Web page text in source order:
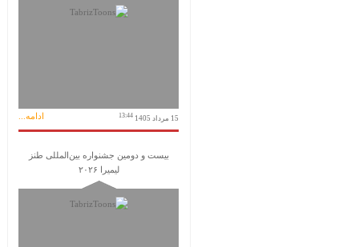
15 مرداد 1405 13:44 ادامه...
بیست و دومین جشنواره بین‌المللی طنز
لیمیرا ۲۰۲۶